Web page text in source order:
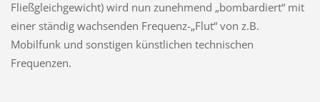
Fließgleichgewicht) wird nun zunehmend „bombardiert“ mit
einer ständig wachsenden Frequenz-„Flut“ von z.B.
Mobilfunk und sonstigen künstlichen technischen
Frequenzen.